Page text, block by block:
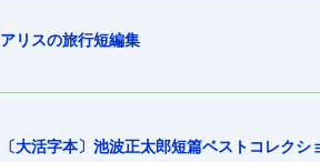
アリスの旅行短編集
〔大活字本〕池波正太郎短篇ベストコレクシ